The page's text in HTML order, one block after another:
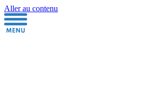
Aller au contenu